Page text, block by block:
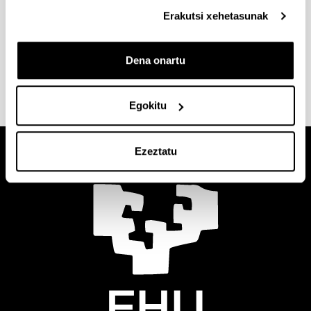
Erakutsi xehetasunak
Dena onartu
Egokitu
Ezeztatu
Campuseko gainerako guneak